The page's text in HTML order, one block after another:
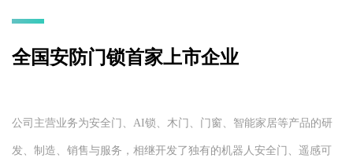
全国安防门锁首家上市企业
公司主营业务为安全门、AI锁、木门、门窗、智能家居等产品的研
发、制造、销售与服务，相继开发了独有的机器人安全门、遥感可